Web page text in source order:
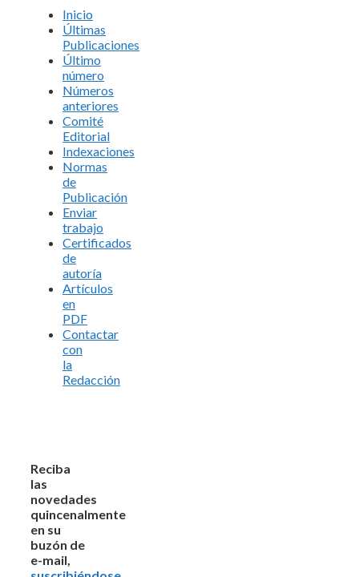
Inicio
Últimas
Publicaciones
Último
número
Números
anteriores
Comité
Editorial
Indexaciones
Normas
de
Publicación
Enviar
trabajo
Certificados
de
autoría
Artículos
en
PDF
Contactar
con
la
Redacción
Reciba
las
novedades
quincenalmente
en su
buzón de
e-mail,